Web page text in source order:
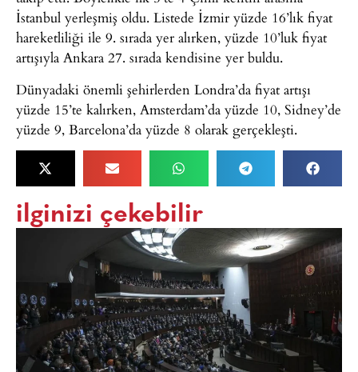
İstanbul yerleşmiş oldu. Listede İzmir yüzde 16’lık fiyat
hareketliliği ile 9. sırada yer alırken, yüzde 10’luk fiyat
artışıyla Ankara 27. sırada kendisine yer buldu.
Dünyadaki önemli şehirlerden Londra’da fiyat artışı
yüzde 15’te kalırken, Amsterdam’da yüzde 10, Sidney’de
yüzde 9, Barcelona’da yüzde 8 olarak gerçekleşti.
ilginizi çekebilir